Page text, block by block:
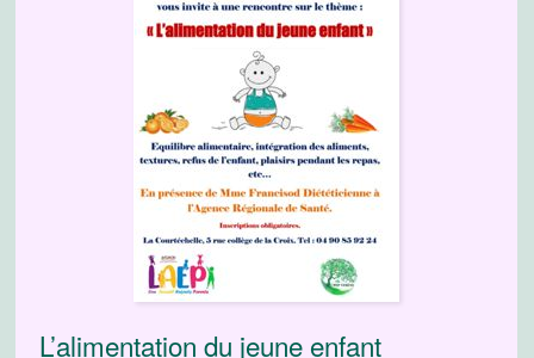
L’alimentation du jeune enfant